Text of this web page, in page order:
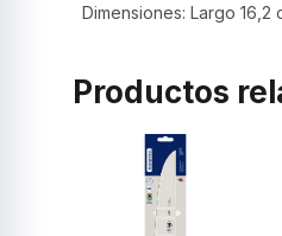
Dimensiones: Largo 16,2
Productos